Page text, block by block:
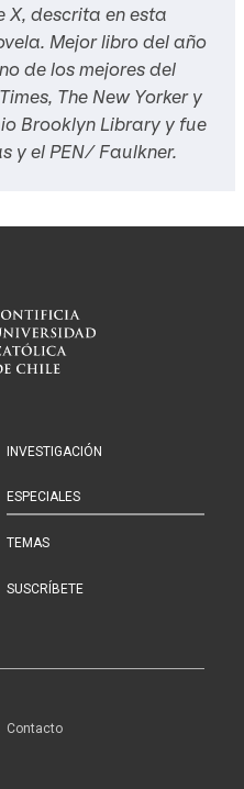
X, descrita en esta
Mejor libro del año
de los mejores del
The New Yorker y
Brooklyn Library y fue
y el PEN/ Faulkner.
INVESTIGACIÓN
ESPECIALES
TEMAS
SUSCRÍBETE
Contacto